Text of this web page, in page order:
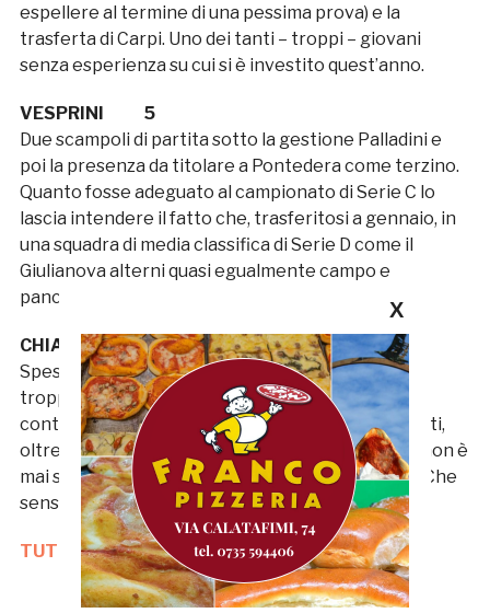
espellere al termine di una pessima prova) e la
trasferta di Carpi. Uno dei tanti – troppi – giovani
senza esperienza su cui si è investito quest’anno.
VESPRINI 5
Due scampoli di partita sotto la gestione Palladini e
poi la presenza da titolare a Pontedera come terzino.
Quanto fosse adeguato al campionato di Serie C lo
lascia intendere il fatto che, trasferitosi a gennaio, in
una squadra di media classifica di Serie D come il
Giulianova alterni quasi egualmente campo e
panchina.
CHIATANTE 5,5
Spesso in panchina in Serie D, era decisamente
troppo ottimistico pensare che potesse dare un
contributo degno di nota tra i professionisti. Infatti,
oltre a 45’ disputati nel match di andata col Forlì, non è
mai stato impiegato (neanche a partita in corso). Che
senso ha avuto tenerlo?
TUTTE LE NOTIZIE DELLA GAZZETTA
X